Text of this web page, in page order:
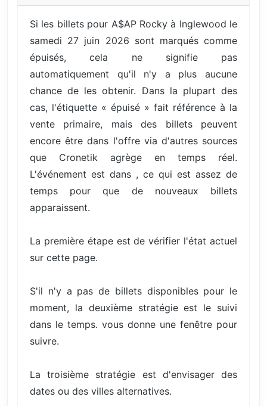
Si les billets pour A$AP Rocky à Inglewood le
samedi 27 juin 2026 sont marqués comme
épuisés, cela ne signifie pas
automatiquement qu'il n'y a plus aucune
chance de les obtenir. Dans la plupart des
cas, l'étiquette « épuisé » fait référence à la
vente primaire, mais des billets peuvent
encore être dans l'offre via d'autres sources
que Cronetik agrège en temps réel.
L'événement est dans , ce qui est assez de
temps pour que de nouveaux billets
apparaissent.
La première étape est de vérifier l'état actuel
sur cette page.
S'il n'y a pas de billets disponibles pour le
moment, la deuxième stratégie est le suivi
dans le temps. vous donne une fenêtre pour
suivre.
La troisième stratégie est d'envisager des
dates ou des villes alternatives.